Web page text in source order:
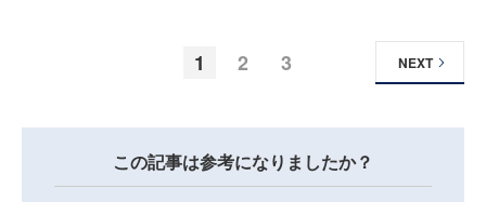
1 2 3 NEXT
この記事は参考になりましたか？